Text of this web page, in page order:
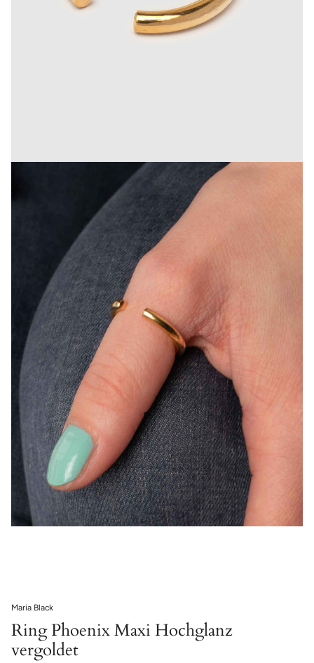
Maria Black
Ring Phoenix Maxi Hochglanz
vergoldet